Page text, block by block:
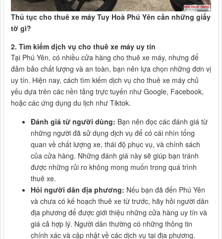
Thủ tục cho thuê xe máy Tuy Hoà Phú Yên cần những giấy
tờ gì?
2. Tìm kiếm dịch vụ cho thuê xe máy uy tín
Tại Phú Yên, có nhiều cửa hàng cho thuê xe máy, nhưng để
đảm bảo chất lượng và an toàn, bạn nên lựa chọn những đơn vị
uy tín. Hiện nay, cách tìm kiếm dịch vụ cho thuê xe máy chủ
yếu dựa trên các nền tảng trực tuyến như Google, Facebook,
hoặc các ứng dụng du lịch như Tiktok.
Đánh giá từ người dùng: Bạn nên đọc các đánh giá từ
những người đã sử dụng dịch vụ để có cái nhìn tổng
quan về chất lượng xe, thái độ phục vụ, và chính sách
của cửa hàng. Những đánh giá này sẽ giúp bạn tránh
được những rủi ro không mong muốn trong quá trình
thuê xe.
Hỏi người dân địa phương: Nếu bạn đã đến Phú Yên
và chưa có kế hoạch thuê xe từ trước, hãy hỏi người dân
địa phương để được giới thiệu những cửa hàng uy tín và
giá cả hợp lý. Người dân thường có những thông tin
chính xác và cập nhật về các dịch vụ tại địa phương.